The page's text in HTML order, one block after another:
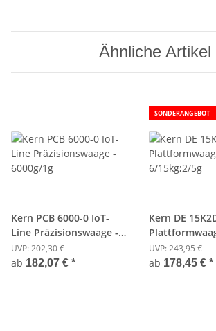
Ähnliche Artikel
Kern PCB 6000-0 IoT-
Line Präzisionswaage -
6000g/1g
UVP:202,30 €
ab 182,07 € *
SONDERANGEBOT
Kern DE
6/15kg;2/5g
UVP:243,95 €
ab 178,45 € *